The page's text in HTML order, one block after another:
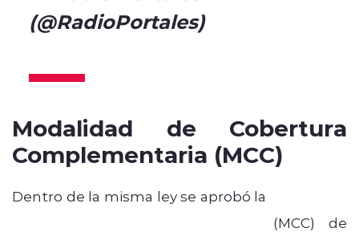
(@RadioPortales)
Modalidad de Cobertura
Complementaria (MCC)
Dentro de la misma ley se aprobó la
(MCC) de